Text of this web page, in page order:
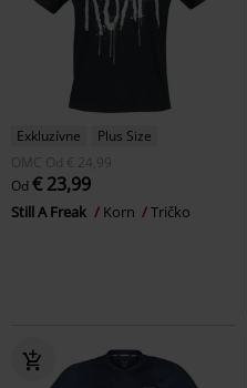
Exkluzívne
Plus Size
OMC Od € 24,99
Od € 23,99
Still A Freak Korn Tričko